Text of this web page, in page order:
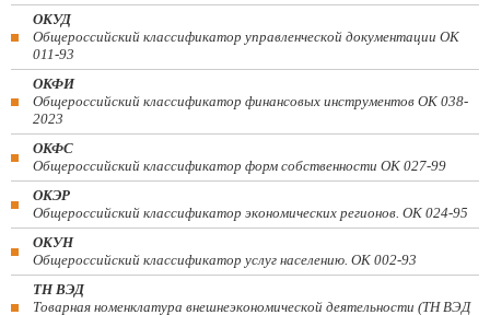
ОКУД
Общероссийский классификатор управленческой документации ОК
011-93
ОКФИ
Общероссийский классификатор финансовых инструментов OK 038-
2023
ОКФС
Общероссийский классификатор форм собственности ОК 027-99
ОКЭР
Общероссийский классификатор экономических регионов. ОК 024-95
ОКУН
Общероссийский классификатор услуг населению. ОК 002-93
ТН ВЭД
Товарная номенклатура внешнеэкономической деятельности (ТН ВЭД